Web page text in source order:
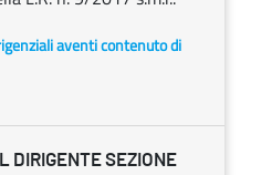
aventi contenuto di
DIRIGENTE SEZIONE